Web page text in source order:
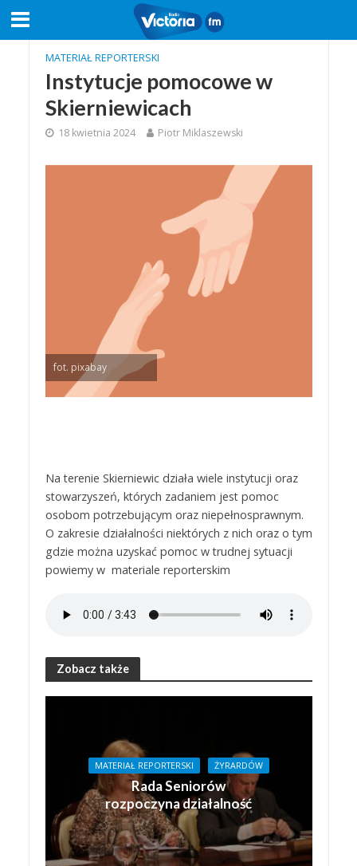
MATERIAŁ REPORTERSKI
Instytucje pomocowe w
Skierniewicach
18 kwietnia 2024 Piotr Miklaszewski
fot. pixabay
Na terenie Skierniewic działa wiele instytucji oraz
stowarzyszeń, których zadaniem jest pomoc
osobom potrzebującym oraz niepełnosprawnym.
O zakresie działalności niektórych z nich oraz o tym
gdzie można uzyskać pomoc w trudnej sytuacji
powiemy w materiale reporterskim
Zobacz także
MATERIAŁ REPORTERSKI ŻYRARDÓW
Rada Seniorów
rozpoczyna działalność